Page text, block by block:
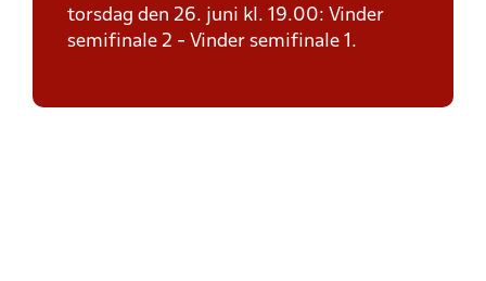
torsdag den 26. juni kl. 19.00: Vinder
semifinale 2 - Vinder semifinale 1.